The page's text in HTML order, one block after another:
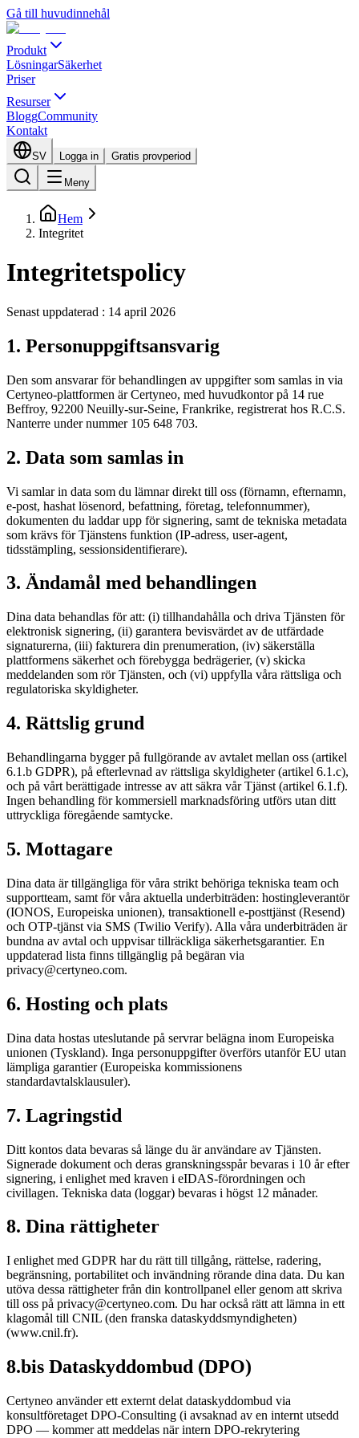
Gå till huvudinnehål
Produkt
LösningarSäkerhet
Priser
Resurser
BloggCommunity
Kontakt
SV Logga in Gratis provperiod
Meny
Hem
Integritet
Integritetspolicy
Senast uppdaterad : 14 april 2026
1. Personuppgiftsansvarig
Den som ansvarar för behandlingen av uppgifter som samlas in via
Certyneo-plattformen är Certyneo, med huvudkontor på 14 rue
Beffroy, 92200 Neuilly-sur-Seine, Frankrike, registrerat hos R.C.S.
Nanterre under nummer 105 648 703.
2. Data som samlas in
Vi samlar in data som du lämnar direkt till oss (förnamn, efternamn,
e-post, hashat lösenord, befattning, företag, telefonnummer),
dokumenten du laddar upp för signering, samt de tekniska metadata
som krävs för Tjänstens funktion (IP-adress, user-agent,
tidsstämpling, sessionsidentifierare).
3. Ändamål med behandlingen
Dina data behandlas för att: (i) tillhandahålla och driva Tjänsten för
elektronisk signering, (ii) garantera bevisvärdet av de utfärdade
signaturerna, (iii) fakturera din prenumeration, (iv) säkerställa
plattformens säkerhet och förebygga bedrägerier, (v) skicka
meddelanden som rör Tjänsten, och (vi) uppfylla våra rättsliga och
regulatoriska skyldigheter.
4. Rättslig grund
Behandlingarna bygger på fullgörande av avtalet mellan oss (artikel
6.1.b GDPR), på efterlevnad av rättsliga skyldigheter (artikel 6.1.c),
och på vårt berättigade intresse av att säkra vår Tjänst (artikel 6.1.f).
Ingen behandling för kommersiell marknadsföring utförs utan ditt
uttryckliga föregående samtycke.
5. Mottagare
Dina data är tillgängliga för våra strikt behöriga tekniska team och
supportteam, samt för våra aktuella underbiträden: hostingleverantör
(IONOS, Europeiska unionen), transaktionell e-posttjänst (Resend)
och OTP-tjänst via SMS (Twilio Verify). Alla våra underbiträden är
bundna av avtal och uppvisar tillräckliga säkerhetsgarantier. En
uppdaterad lista finns tillgänglig på begäran via
privacy@certyneo.com.
6. Hosting och plats
Dina data hostas uteslutande på servrar belägna inom Europeiska
unionen (Tyskland). Inga personuppgifter överförs utanför EU utan
lämpliga garantier (Europeiska kommissionens
standardavtalsklausuler).
7. Lagringstid
Ditt kontos data bevaras så länge du är användare av Tjänsten.
Signerade dokument och deras granskningsspår bevaras i 10 år efter
signering, i enlighet med kraven i eIDAS-förordningen och
civillagen. Tekniska data (loggar) bevaras i högst 12 månader.
8. Dina rättigheter
I enlighet med GDPR har du rätt till tillgång, rättelse, radering,
begränsning, portabilitet och invändning rörande dina data. Du kan
utöva dessa rättigheter från din kontrollpanel eller genom att skriva
till oss på privacy@certyneo.com. Du har också rätt att lämna in ett
klagomål till CNIL (den franska dataskyddsmyndigheten)
(www.cnil.fr).
8.bis Dataskyddombud (DPO)
Certyneo använder ett externt delat dataskyddombud via
konsultföretaget DPO-Consulting (i avsaknad av en internt utsedd
DPO — kommer att meddelas när intern DPO-rekrytering